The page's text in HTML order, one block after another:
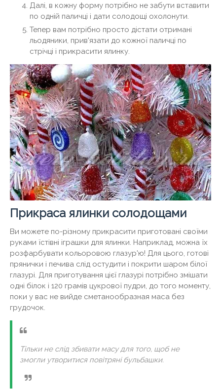
Далі, в кожну форму потрібно не забути вставити
по одній паличці і дати солодощі охолонути.
Тепер вам потрібно просто дістати отримані
льодяники, прив'язати до кожної паличці по
стрічці і прикрасити ялинку.
Прикраса ялинки солодощами
Ви можете по-різному прикрасити приготовані своїми
руками їстівні іграшки для ялинки. Наприклад, можна їх
розфарбувати кольоровою глазур'ю! Для цього, готові
прянички і печива слід остудити і покрити шаром білої
глазурі. Для приготування цієї глазурі потрібно змішати
одні білок і 120 грамів цукрової пудри, до того моменту,
поки у вас не вийде сметанообразная маса без
грудочок.
Тільки не слід збивати масу для того, щоб не
змогли утворитися повітряні бульбашки.